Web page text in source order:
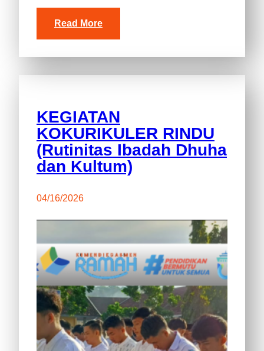
Read More
KEGIATAN
KOKURIKULER RINDU
(Rutinitas Ibadah Dhuha
dan Kultum)
04/16/2026